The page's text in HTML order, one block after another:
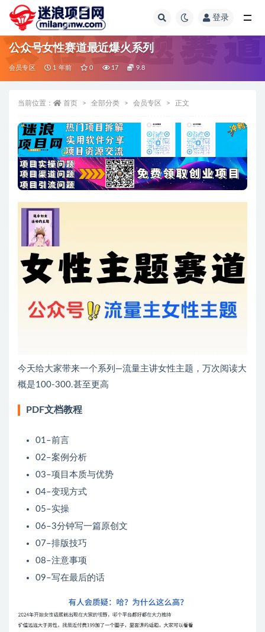
登录
公众号女性赛道最近爆火系列
会员专区 1 年前 0 17 9.8
当前位置： 首页 全部分类 会员专区 正文
今天给大家带来一个系列—流量主讲女性主题，万次阅读大
概是100-300.甚至更高
PDF文档教程
01–前言
02–案例分析
03–项目本质与优势
04–变现方式
05–实操
06–3分钟写一篇原创文
07–排版技巧
08–注意事项
09–写在最后的话
全部